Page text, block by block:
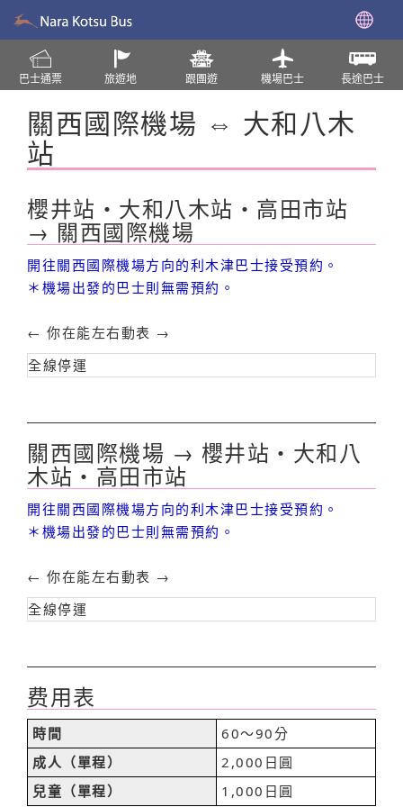
巴士通票 旅遊地 跟團遊 機場巴士 長途巴士
關西國際機場 ⇔ 大和八木
站
櫻井站・大和八木站・高田市站
→ 關西國際機場
開往關西國際機場方向的利木津巴士接受預約。
＊機場出發的巴士則無需預約。
← 你在能左右動表 →
全線停運
關西國際機場 → 櫻井站・大和八
木站・高田市站
開往關西國際機場方向的利木津巴士接受預約。
＊機場出發的巴士則無需預約。
← 你在能左右動表 →
全線停運
费用表
時間
60〜90分
成人（單程）
2,000日圓
兒童（單程）
1,000日圓